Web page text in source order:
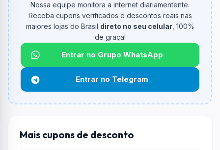
Qual é o valor minimo de compra?
O valor minimo de compra é Não exigido ou Não
informado.
Qual é o desconto máximo?
Não informado ou sem limite.
Funciona em qualquer produto?
Não necessariamente. Depende de itens participantes
e alguns vendedores ou produtos especificos podem
Nossa equipe monitora a internet diariamentente.
Receba cupons verificados e descontos reais nas
maiores lojas do Brasil direto no seu celular, 100%
de graça!
Entrar no Grupo WhatsApp
Entrar no Telegram
Mais cupons de desconto